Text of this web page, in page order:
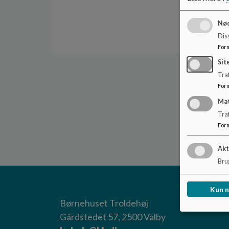
Børnehuset Troldehøj
Gårdstedet 57, 2500 Valby
Kun